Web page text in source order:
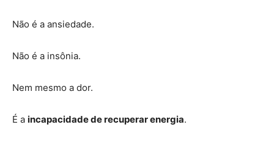
Não é a ansiedade.
Não é a insônia.
Nem mesmo a dor.
É a incapacidade de recuperar energia.